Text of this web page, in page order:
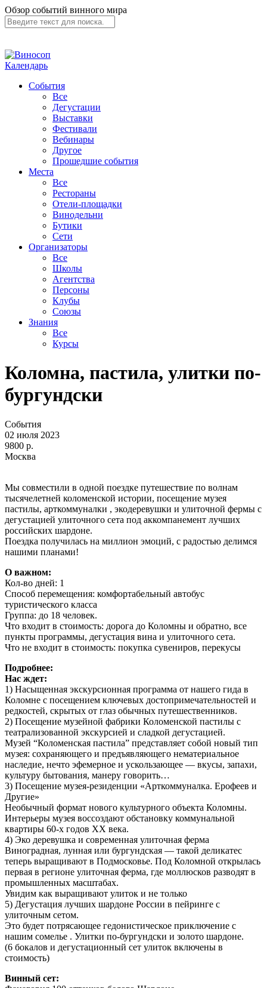
Обзор событий винного мира
Календарь
События
Все
Дегустации
Выставки
Фестивали
Вебинары
Другое
Прошедшие события
Места
Все
Рестораны
Отели-площадки
Винодельни
Бутики
Сети
Организаторы
Все
Школы
Агентства
Персоны
Клубы
Союзы
Знания
Все
Курсы
Коломна, пастила, улитки по-
бургундски
События
02 июля 2023
9800 р.
Москва
Мы совместили в одной поездке путешествие по волнам
тысячелетней коломенской истории, посещение музея
пастилы, арткоммуналки , экодеревушки и улиточной фермы с
дегустацией улиточного сета под аккомпанемент лучших
российских шардоне.
Поездка получилась на миллион эмоций, с радостью делимся
нашими планами!
О важном:
Кол-во дней: 1
Способ перемещения: комфортабельный автобус
туристического класса
Группа: до 18 человек.
Что входит в стоимость: дорога до Коломны и обратно, все
пункты программы, дегустация вина и улиточного сета.
Что не входит в стоимость: покупка сувениров, перекусы
Подробнее:
Нас ждет:
1) Насыщенная экскурсионная программа от нашего гида в
Коломне с посещением ключевых достопримечательностей и
редкостей, скрытых от глаз обычных путешественников.
2) Посещение музейной фабрики Коломенской пастилы с
театрализованной экскурсией и сладкой дегустацией.
Музей “Коломенская пастила” представляет собой новый тип
музея: сохраняющего и предъявляющего нематериальное
наследие, нечто эфемерное и ускользающее — вкусы, запахи,
культуру бытования, манеру говорить…
3) Посещение музея-резиденции «Арткоммуналка. Ерофеев и
Другие»
Необычный формат нового культурного объекта Коломны.
Интерьеры музея воссоздают обстановку коммунальной
квартиры 60-х годов XX века.
4) Эко деревушка и современная улиточная ферма
Виноградная, лунная или бургундская — такой деликатес
теперь выращивают в Подмосковье. Под Коломной открылась
первая в регионе улиточная ферма, где моллюсков разводят в
промышленных масштабах.
Увидим как выращивают улиток и не только
5) Дегустация лучших шардоне России в пейринге с
улиточным сетом.
Это будет потрясающее гедонистическое приключение с
нашим сомелье . Улитки по-бургундски и золото шардоне.
(6 бокалов и дегустационный сет улиток включены в
стоимость)
Винный сет: